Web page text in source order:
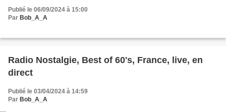
Publié le 06/09/2024 à 15:00
Par Bob_A_A
Radio Nostalgie, Best of 60's, France, live, en
direct
Publié le 03/04/2024 à 14:59
Par Bob_A_A